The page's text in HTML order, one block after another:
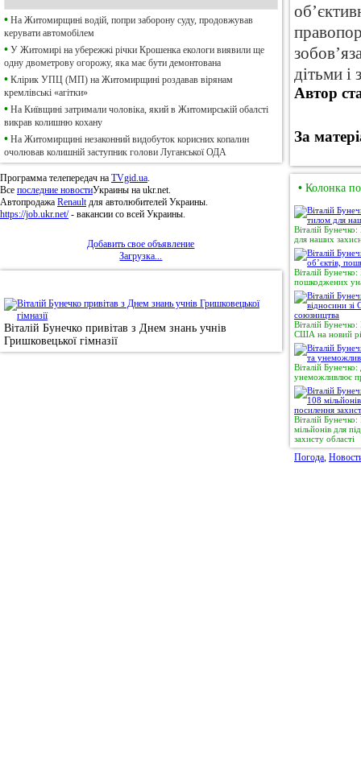
• На Житомирщині водій, попри заборону суду, продовжував
керувати автомобілем
• У Житомирі на убережжі річки Крошенка екологи виявили ще
одну двометрову огорожу, яка має бути демонтована
• Клірик УПЦ (МП) на Житомирщині роздавав вірянам
кремлівські «агітки»
• На Київщині затримали чоловіка, який в Житомирській обалсті
викрав колишню кохану
• На Житомирщині незаконний видобуток корисних копалин
очолював колишній заступник голови Луганської ОДА
Программа телепередач на TVgid.ua.
Все последние новостиУкраины на ukr.net.
Автопродажа Renaultдля автолюбителей Украины.
https://job.ukr.net/- вакансии со всей Украины.
Добавить свое объявление
Загрузка...
Віталій Бунечко привітав з Днем знань учнів
Гришковецької гімназії
дітьми і
Автор
За
• Колонка
Віталій
для наших
Віталій
пошкоджених
Віталій
США на новий
Віталій
унеможливлює
Віталій
мільйонів для
захисту області
Погода,